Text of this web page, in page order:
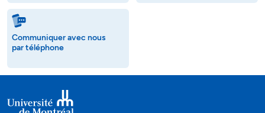
Communiquer avec nous
par téléphone